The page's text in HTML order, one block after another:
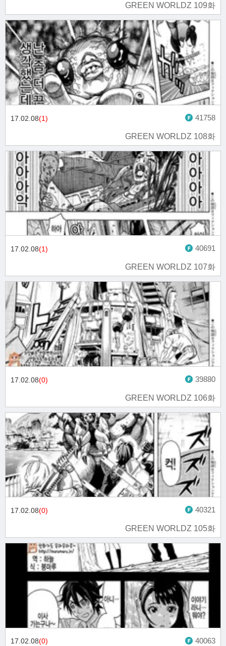
GREEN WORLDZ 109화
GREEN WORLDZ 108화
17.02.08(1) 41758
GREEN WORLDZ 107화
17.02.08(1) 40691
GREEN WORLDZ 106화
17.02.08(0) 39880
GREEN WORLDZ 105화
17.02.08(0) 40321
17.02.08(0) 40063